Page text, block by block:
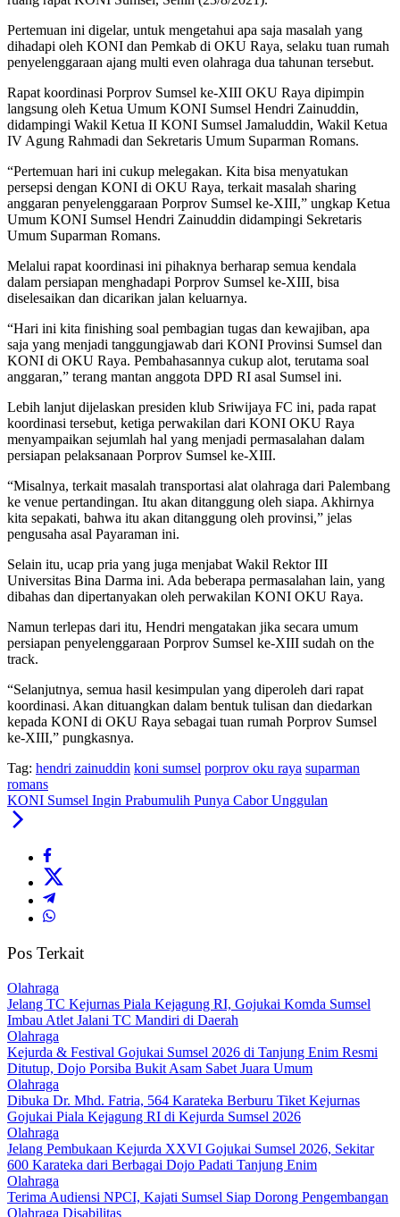
Pertemuan ini digelar, untuk mengetahui apa saja masalah yang
dihadapi oleh KONI dan Pemkab di OKU Raya, selaku tuan rumah
penyelenggaraan ajang multi even olahraga dua tahunan tersebut.
Rapat koordinasi Porprov Sumsel ke-XIII OKU Raya dipimpin
langsung oleh Ketua Umum KONI Sumsel Hendri Zainuddin,
didampingi Wakil Ketua II KONI Sumsel Jamaluddin, Wakil Ketua
IV Agung Rahmadi dan Sekretaris Umum Suparman Romans.
“Pertemuan hari ini cukup melegakan. Kita bisa menyatukan
persepsi dengan KONI di OKU Raya, terkait masalah sharing
anggaran penyelenggaraan Porprov Sumsel ke-XIII,” ungkap Ketua
Umum KONI Sumsel Hendri Zainuddin didampingi Sekretaris
Umum Suparman Romans.
Melalui rapat koordinasi ini pihaknya berharap semua kendala
dalam persiapan menghadapi Porprov Sumsel ke-XIII, bisa
diselesaikan dan dicarikan jalan keluarnya.
“Hari ini kita finishing soal pembagian tugas dan kewajiban, apa
saja yang menjadi tanggungjawab dari KONI Provinsi Sumsel dan
KONI di OKU Raya. Pembahasannya cukup alot, terutama soal
anggaran,” terang mantan anggota DPD RI asal Sumsel ini.
Lebih lanjut dijelaskan presiden klub Sriwijaya FC ini, pada rapat
koordinasi tersebut, ketiga perwakilan dari KONI OKU Raya
menyampaikan sejumlah hal yang menjadi permasalahan dalam
persiapan pelaksanaan Porprov Sumsel ke-XIII.
“Misalnya, terkait masalah transportasi alat olahraga dari Palembang
ke venue pertandingan. Itu akan ditanggung oleh siapa. Akhirnya
kita sepakati, bahwa itu akan ditanggung oleh provinsi,” jelas
pengusaha asal Payaraman ini.
Selain itu, ucap pria yang juga menjabat Wakil Rektor III
Universitas Bina Darma ini. Ada beberapa permasalahan lain, yang
dibahas dan dipertanyakan oleh perwakilan KONI OKU Raya.
Namun terlepas dari itu, Hendri mengatakan jika secara umum
persiapan penyelenggaraan Porprov Sumsel ke-XIII sudah on the
track.
“Selanjutnya, semua hasil kesimpulan yang diperoleh dari rapat
koordinasi. Akan dituangkan dalam bentuk tulisan dan diedarkan
kepada KONI di OKU Raya sebagai tuan rumah Porprov Sumsel
ke-XIII,” pungkasnya.
Tag: hendri zainuddin koni sumsel porprov oku raya suparman
romans
KONI Sumsel Ingin Prabumulih Punya Cabor Unggulan
Pos Terkait
Olahraga
Jelang TC Kejurnas Piala Kejagung RI, Gojukai Komda Sumsel
Imbau Atlet Jalani TC Mandiri di Daerah
Olahraga
Kejurda & Festival Gojukai Sumsel 2026 di Tanjung Enim Resmi
Ditutup, Dojo Porsiba Bukit Asam Sabet Juara Umum
Olahraga
Dibuka Dr. Mhd. Fatria, 564 Karateka Berburu Tiket Kejurnas
Gojukai Piala Kejagung RI di Kejurda Sumsel 2026
Olahraga
Jelang Pembukaan Kejurda XXVI Gojukai Sumsel 2026, Sekitar
600 Karateka dari Berbagai Dojo Padati Tanjung Enim
Olahraga
Terima Audiensi NPCI, Kajati Sumsel Siap Dorong Pengembangan
Olahraga Disabilitas